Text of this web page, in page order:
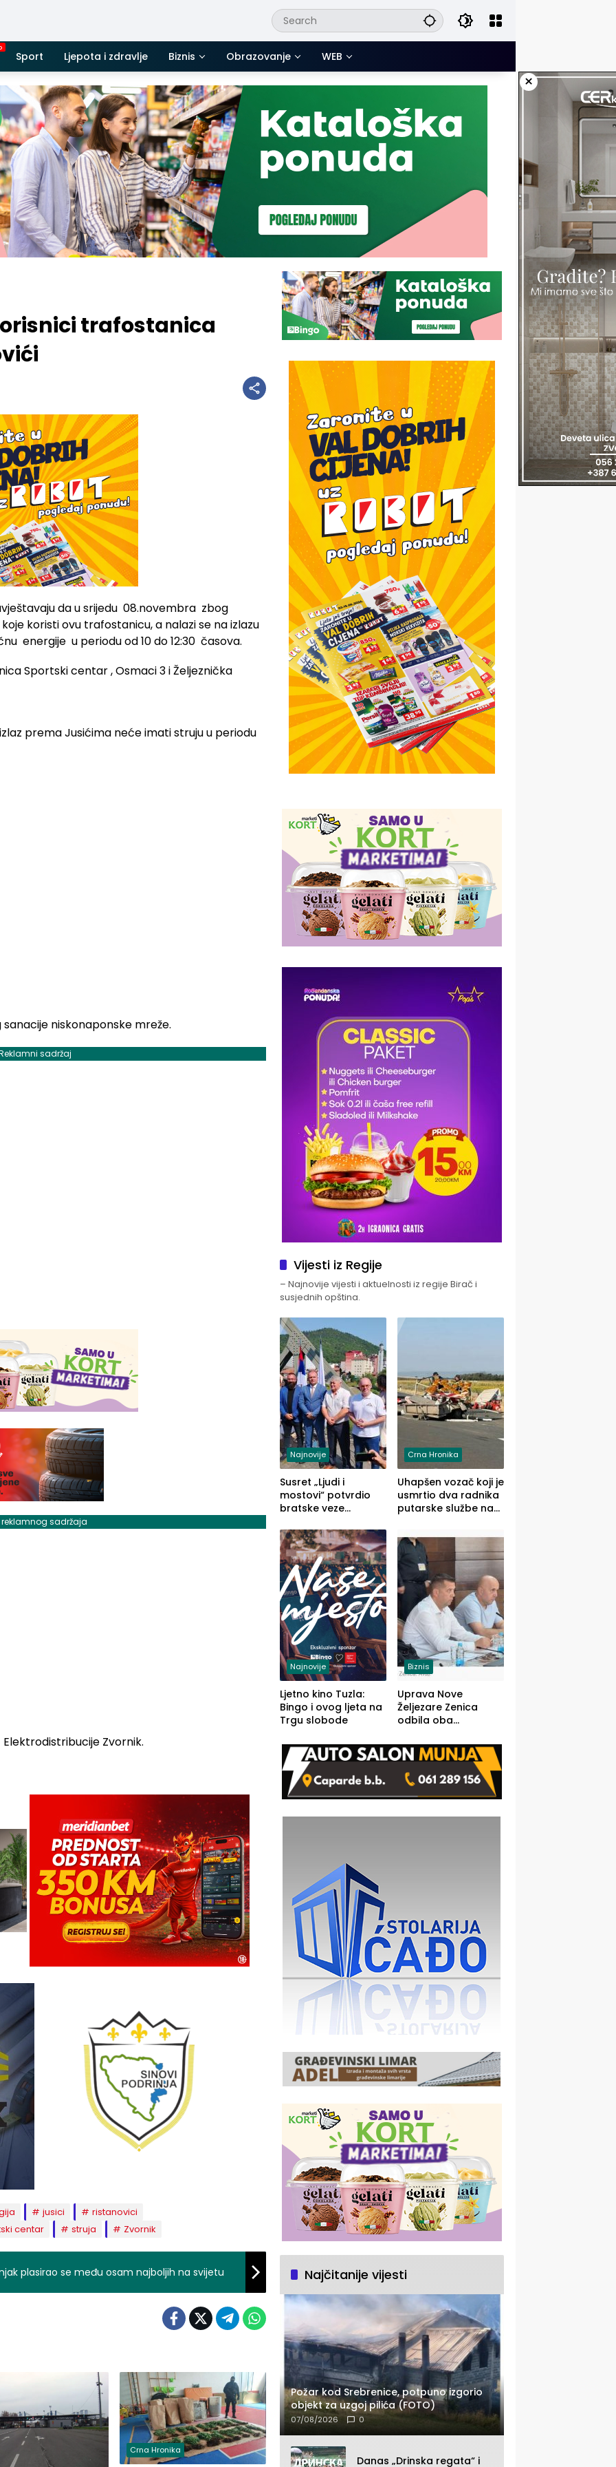
Sport Ljepota i zdravlje Biznis Obrazovanje WEB
×
trafostanica
da u srijedu 08.novembra zbog
koristi ovu trafostanicu, a nalazi se na izlazu
energije u periodu od 10 do 12:30 časova.
prema Jusićima neće imati struju u periodu
niskonaponske mreže.
sadržaj
reklamnog sadržaja
Zvornik.
jusici
ristanovici
centar
struja Zvornik
plasirao se među osam najboljih na svijetu
Crna Hronika
Vijesti iz Regije
– Najnovije vijesti i aktuelnosti iz regije Birač i
susjednih opština.
Najnovije
Susret „Ljudi i
mostovi“ potvrdio
bratske veze
Zvornika
Crna Hronika
Uhapšen vozač koji je
usmrtio dva radnika
putarske službe na
prema Šapcu
(FOTO)
Najnovije
Ljetno kino Tuzla:
Bingo i ovog ljeta na
Trgu slobode
Biznis
Uprava Nove
Željezare Zenica
odbila oba
FBiH: Ustrajni da je
stečaj jedino rješenje
Najčitanije vijesti
Požar kod Srebrenice, potpuno izgorio
objekt za uzgoj pilića (FOTO)
07/08/2026 0
Danas „Drinska regata“ i